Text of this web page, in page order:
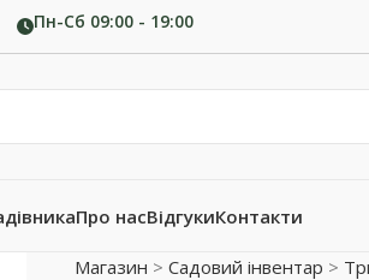
Пн-Сб 09:00 - 19:00
Про насВідгукиКонтакти
Магазин > Садовий інвентар >